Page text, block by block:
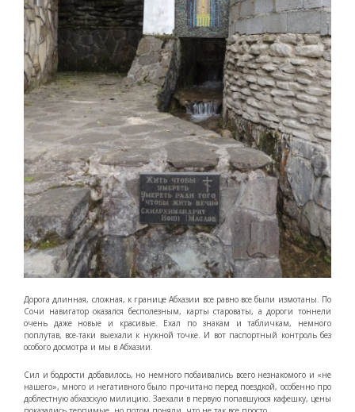
Дорога длинная, сложная, к границе Абхазии все равно все были измотаны. По
Сочи навигатор оказался бесполезным, карты староваты, а дороги тоннели
очень даже новые и красивые. Ехал по знакам и табличкам, немного
поплутав, все-таки выехали к нужной точке. И вот паспортный контроль без
особого досмотра и мы в Абхазии.
Сил и бодрости добавилось, но немного побаивались всего незнакомого и «не
нашего», много и негативного было прочитано перед поездкой, особенно про
доблестную абхазскую милицию. Заехали в первую попавшуюся кафешку, цены